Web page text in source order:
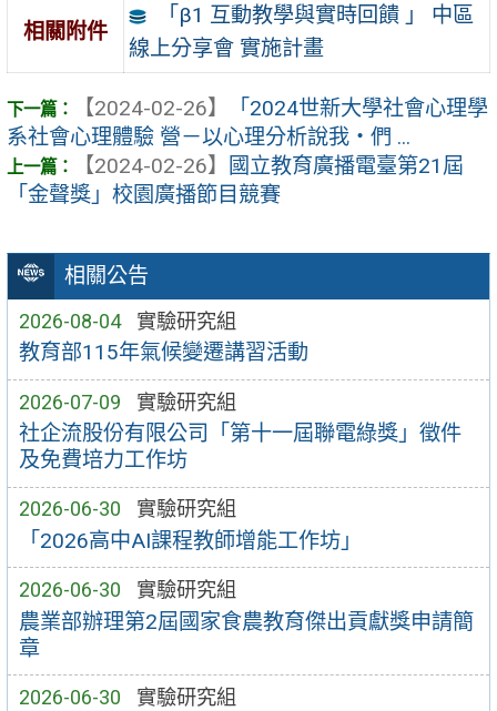
相關公告
2026-08-04 實驗研究組
教育部115年氣候變遷講習活動
2026-07-09 實驗研究組
社企流股份有限公司「第十一屆聯電綠獎」徵件
及免費培力工作坊
2026-06-30 實驗研究組
「2026高中AI課程教師增能工作坊」
2026-06-30 實驗研究組
農業部辦理第2屆國家食農教育傑出貢獻獎申請簡
章
2026-06-30 實驗研究組
相關附件
「β1 互動教學與實時回饋 」 中區
線上分享會 實施計畫
【2024-02-26】
「2024世新大學社會心理學
系社會心理體驗 營－以心理分析說我‧們 ...
【2024-02-26】
國立教育廣播電臺第21屆
「金聲獎」校園廣播節目競賽